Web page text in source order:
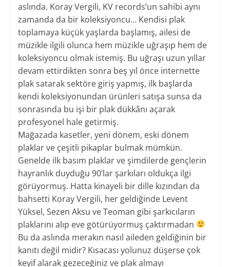
aslında. Koray Vergili, KV records’un sahibi aynı
zamanda da bir koleksiyoncu… Kendisi plak
toplamaya küçük yaşlarda başlamış, ailesi de
müzikle ilgili olunca hem müzikle uğraşıp hem de
koleksiyoncu olmak istemiş. Bu uğraşı uzun yıllar
devam ettirdikten sonra beş yıl önce internette
plak satarak sektöre giriş yapmış, ilk başlarda
kendi koleksiyonundan ürünleri satışa sunsa da
sonrasında bu işi bir plak dükkânı açarak
profesyonel hale getirmiş.
Mağazada kasetler, yeni dönem, eski dönem
plaklar ve çeşitli pikaplar bulmak mümkün.
Genelde ilk basım plaklar ve şimdilerde gençlerin
hayranlık duyduğu 90’lar şarkıları oldukça ilgi
görüyormuş. Hatta kinayeli bir dille kızından da
bahsetti Koray Vergili, her geldiğinde Levent
Yüksel, Sezen Aksu ve Teoman gibi şarkıcıların
plaklarını alıp eve götürüyormuş çaktırmadan
Bu da aslında merakın nasıl aileden geldiğinin bir
kanıtı değil midir? Kısacası yolunuz düşerse çok
keyif alarak gezeceğiniz ve plak almayı